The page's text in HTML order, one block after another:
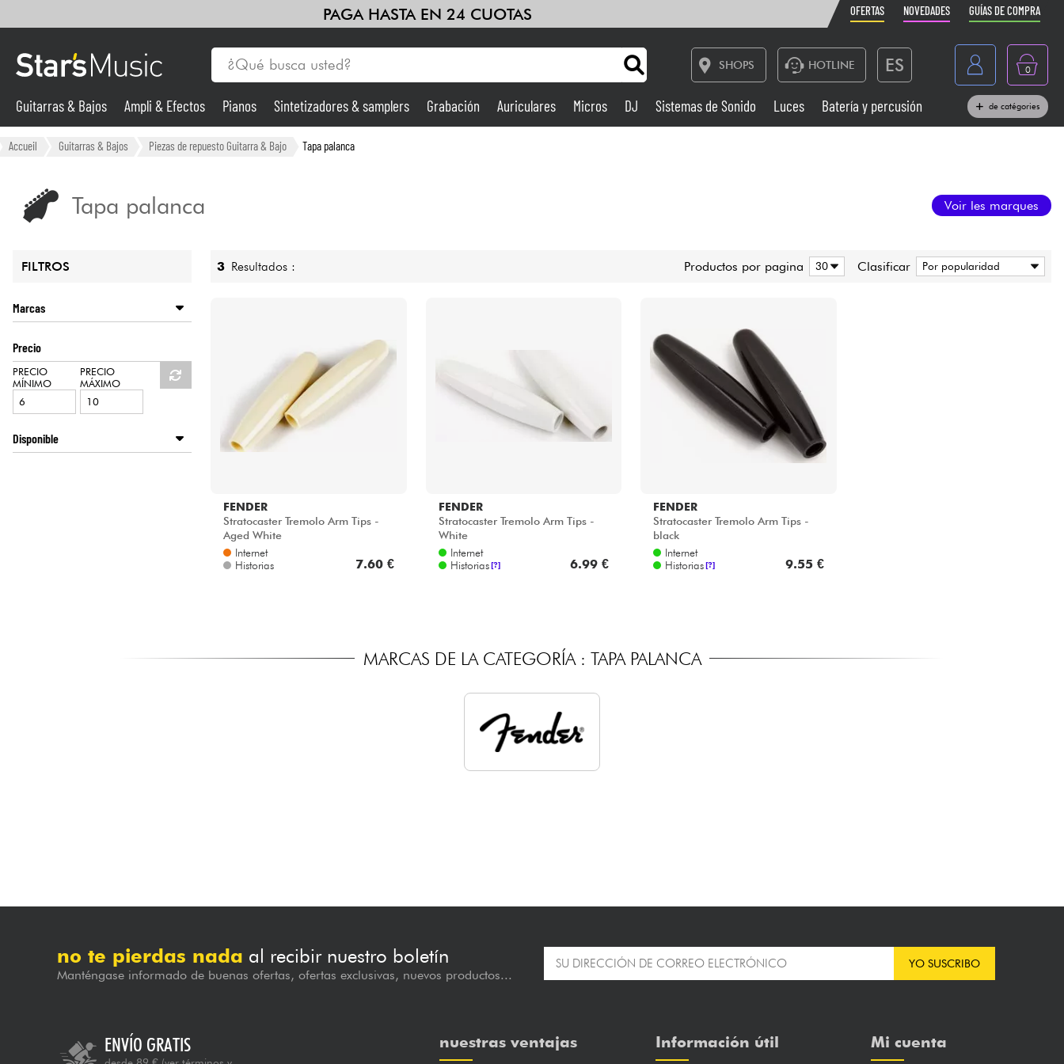
PAGA HASTA EN 24 CUOTAS OFERTAS NOVEDADES GUÍAS DE COMPRA
SHOPS HOTLINE ES
France
Belgique
0
Guitarras & Bajos
Luces Vientos
Violines y cuarteto
HiFi
Ver nuestras marcas
Guitarras & Bajos Ampli & Efectos Pianos Sintetizadores & samplers Grabación Auriculares Micros DJ Sistemas de Sonido Luces Batería y percusión de catégories
Accueil Guitarras & Bajos Piezas de repuesto Guitarra & Bajo Tapa palanca
Tapa palanca Voir les marques
FILTROS
Marcas
Precio
PRECIO
MÍNIMO
PRECIO
MÁXIMO
Disponible
3 Resultados : Productos por pagina Clasificar
FENDER
Stratocaster Tremolo Arm Tips -
Aged White
Internet
Historias
7.60 €
FENDER
Stratocaster Tremolo Arm Tips -
White
Internet
Historias [?] 6.99 €
FENDER
Stratocaster Tremolo Arm Tips -
black
Internet
Historias [?] 9.55 €
MARCAS DE LA CATEGORÍA : TAPA PALANCA
no te pierdas nada al recibir nuestro boletín
Manténgase informado de buenas ofertas, ofertas exclusivas, nuevos productos...
YO SUSCRIBO
ENVÍO GRATIS nuestras ventajas Información útil Mi cuenta